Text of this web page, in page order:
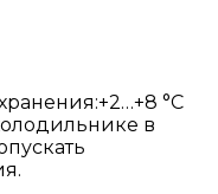
+2…+8 °C
в